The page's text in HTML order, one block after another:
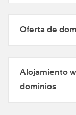
Oferta de
Alojamiento
dominios